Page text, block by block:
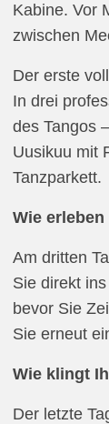
Kabine. Vor
zwischen
Der erste
In drei
des Tangos
Uusikuu mit
Tanzparkett.
Wie
Am dritten
Sie direkt
bevor Sie
Sie erneut
Wie klingt
Der letzte